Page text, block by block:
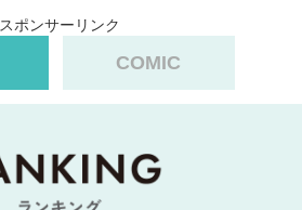
スポンサーリンク
COMIC